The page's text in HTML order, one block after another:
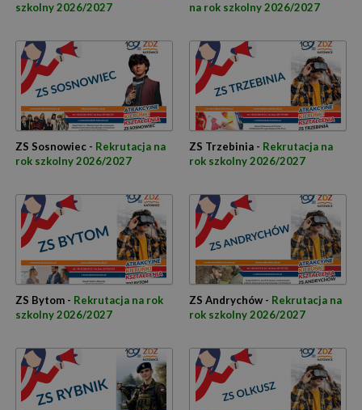
szkolny 2026/2027
na rok szkolny 2026/2027
ZS Sosnowiec - Rekrutacja na
rok szkolny 2026/2027
ZS Trzebinia - Rekrutacja na
rok szkolny 2026/2027
ZS Bytom - Rekrutacja na rok
szkolny 2026/2027
ZS Andrychów - Rekrutacja na
rok szkolny 2026/2027